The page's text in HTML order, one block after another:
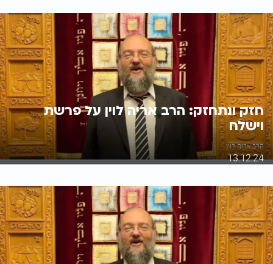
חזק ונתחזק: הרב אריה לוין על פרשת
וישלח
הרב אריה לוין
13.12.24